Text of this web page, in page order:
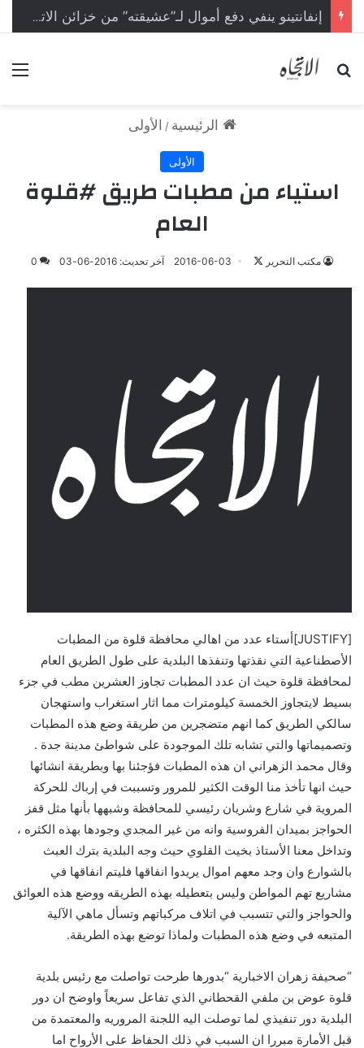
إنفانتينو ينفي دفع أموال لـ”عشيقته” من خزائن الاتحاد الأوروبي
بحث عن
الرئيسية / الأولى
الأولى
استياء من مطبات طريق #قلوة
العام
مكتب التحرير
X
2016-06-03 آخر تحديث: 2016-06-03 0
[JUSTIFY]أستاء عدد من اهالي محافظة قلوة من المطبات
الأصطناعية التي نقذتها وتنفذها البلدية على طول الطريق العام
لمحافظة قلوة حيث ان عدد المطبات تجاوز العشرين مطب في جزء
بسيط لايتجاوز الخمسة كيلومترات مما اثار استغراب واستهجان
سالكي الطريق كما انهم متضجرين من طريقة وضع هذه المطبات
وتصميماتها والتي تشابه تلك الموجودة على شواطئ مدينة جدة .
وقال محمد الزهراني ان هذه المطبات فؤجئنا بها وبطريقة انشائها
حيث انها تأخذ منا الوقت الكثير للمرور وتسببت في إرباك للحركة
المروية في شارع وشريان رئيسي للمحافظة وشبهها بأنها مثل قفز
الحواجز بميدان الفروسية وانه من غير المجدي وجودها بهذه الكثره ،
وتداخل معنا الأستاذ بخيت القلوي حيث وجه البلدية بترك العبث
بالشوارع وان وجد معهم اموال يريدوا انفاقها فليتم انفاقها في
مشاريع تهم المواطن وليس بتعطيله بهذه الطريقه ووضع هذه العوائق
والحواجز والتي تتسبب في اتلاف مركباتهم وتسأل ماهي الآلية
المتبعه في وضع هذه المطبات ولماذا توضع بهذه الطريقة.
“صحيفة زهران الاخبارية “بدورها طرحت تواصلت مع رئيس بلدية
قلوة عوض بن ملفي القحطاني الذي تفاعل سريعاً واوضح ان دور
البلدية دور تنفيذي لما توصلت اليه اللجنة المروريه والمعتمدة من
قبل الأمارة مبررا ان السبب في ذلك الحفاظ على الأرواح اما